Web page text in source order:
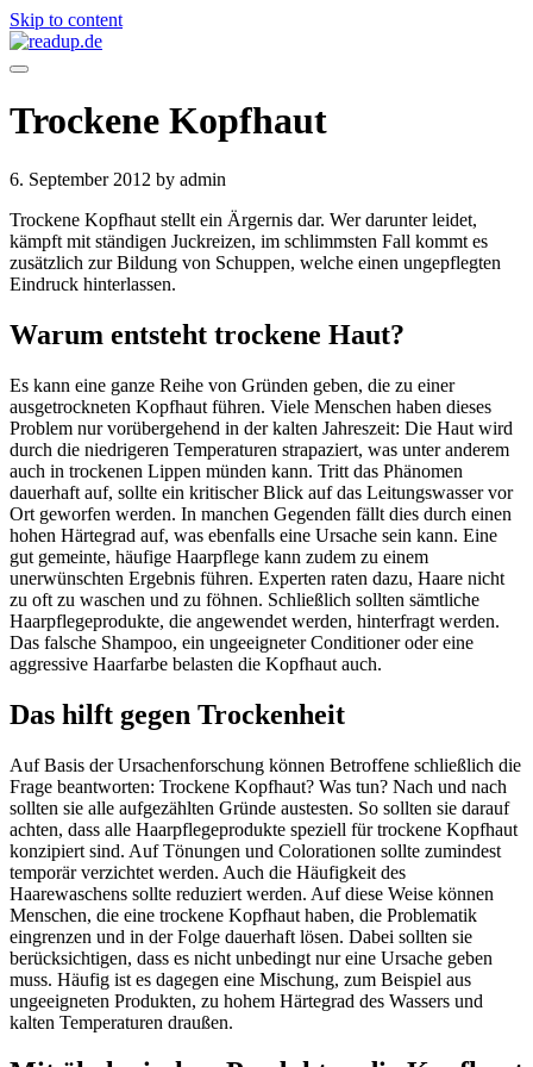
Skip to content
Trockene Kopfhaut
6. September 2012 by admin
Trockene Kopfhaut stellt ein Ärgernis dar. Wer darunter leidet,
kämpft mit ständigen Juckreizen, im schlimmsten Fall kommt es
zusätzlich zur Bildung von Schuppen, welche einen ungepflegten
Eindruck hinterlassen.
Warum entsteht trockene Haut?
Es kann eine ganze Reihe von Gründen geben, die zu einer
ausgetrockneten Kopfhaut führen. Viele Menschen haben dieses
Problem nur vorübergehend in der kalten Jahreszeit: Die Haut wird
durch die niedrigeren Temperaturen strapaziert, was unter anderem
auch in trockenen Lippen münden kann. Tritt das Phänomen
dauerhaft auf, sollte ein kritischer Blick auf das Leitungswasser vor
Ort geworfen werden. In manchen Gegenden fällt dies durch einen
hohen Härtegrad auf, was ebenfalls eine Ursache sein kann. Eine
gut gemeinte, häufige Haarpflege kann zudem zu einem
unerwünschten Ergebnis führen. Experten raten dazu, Haare nicht
zu oft zu waschen und zu föhnen. Schließlich sollten sämtliche
Haarpflegeprodukte, die angewendet werden, hinterfragt werden.
Das falsche Shampoo, ein ungeeigneter Conditioner oder eine
aggressive Haarfarbe belasten die Kopfhaut auch.
Das hilft gegen Trockenheit
Auf Basis der Ursachenforschung können Betroffene schließlich die
Frage beantworten: Trockene Kopfhaut? Was tun? Nach und nach
sollten sie alle aufgezählten Gründe austesten. So sollten sie darauf
achten, dass alle Haarpflegeprodukte speziell für trockene Kopfhaut
konzipiert sind. Auf Tönungen und Colorationen sollte zumindest
temporär verzichtet werden. Auch die Häufigkeit des
Haarewaschens sollte reduziert werden. Auf diese Weise können
Menschen, die eine trockene Kopfhaut haben, die Problematik
eingrenzen und in der Folge dauerhaft lösen. Dabei sollten sie
berücksichtigen, dass es nicht unbedingt nur eine Ursache geben
muss. Häufig ist es dagegen eine Mischung, zum Beispiel aus
ungeeigneten Produkten, zu hohem Härtegrad des Wassers und
kalten Temperaturen draußen.